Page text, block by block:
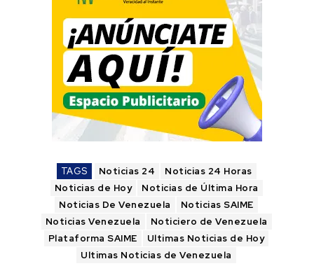
TAGS Noticias 24
Noticias 24 Horas
Noticias de Hoy
Noticias de Última Hora
Noticias De Venezuela
Noticias SAIME
Noticias Venezuela
Noticiero de Venezuela
Plataforma SAIME
Ultimas Noticias de Hoy
Ultimas Noticias de Venezuela